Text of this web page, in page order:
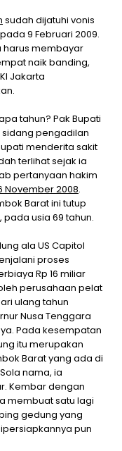
sudah dijatuhi vonis
9 Februari 2009.
harus membayar
naik banding,
Jakarta
tahun? Pak Bupati
sidang pengadilan
menderita sakit
terlihat sejak ia
pertanyaan hakim
November 2008.
Barat ini tutup
pada usia 69 tahun.
ala US Capitol
proses
Rp 16 miliar
perusahaan pelat
ulang tahun
Nusa Tenggara
Pada kesempatan
itu merupakan
Barat yang ada di
nama, ia
Kembar dengan
membuat satu lagi
gedung yang
pun